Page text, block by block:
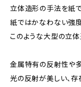
立体造形の手法を紙
紙ではかなわない強
このような大型の立
金属特有の反射性や多
光の反射が美しい、存